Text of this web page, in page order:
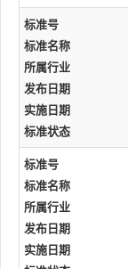
标准号
标准名称
所属行业
发布日期
实施日期
标准状态
标准号
标准名称
所属行业
发布日期
实施日期